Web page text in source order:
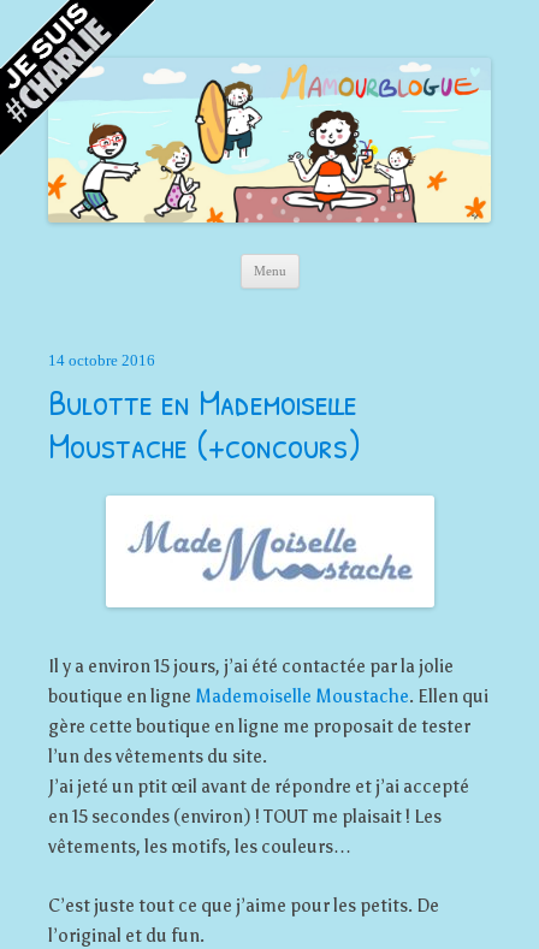
Mamour blogue
Blog d'une maman à Bordeaux, du sable, des coquillages… et la mer !
Menu Aller au contenu principal
14 octobre 2016
Bulotte en Mademoiselle
Moustache (+concours)
Il y a environ 15 jours, j’ai été contactée par la jolie
boutique en ligne Mademoiselle Moustache. Ellen qui
gère cette boutique en ligne me proposait de tester
l’un des vêtements du site.
J’ai jeté un ptit œil avant de répondre et j’ai accepté
en 15 secondes (environ) ! TOUT me plaisait ! Les
vêtements, les motifs, les couleurs…
C’est juste tout ce que j’aime pour les petits. De
l’original et du fun.